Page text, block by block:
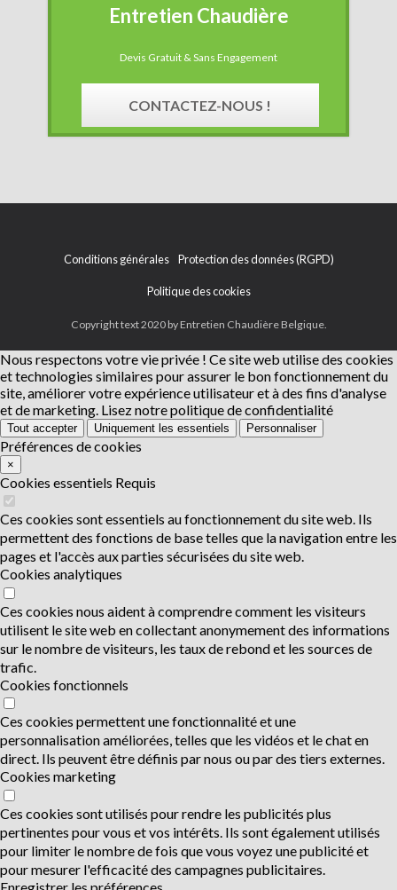
Entretien Chaudière
Devis Gratuit & Sans Engagement
CONTACTEZ-NOUS !
Conditions générales Protection des données (RGPD)
Politique des cookies
Copyright text 2020 by Entretien Chaudière Belgique.
Nous respectons votre vie privée ! Ce site web utilise des cookies
et technologies similaires pour assurer le bon fonctionnement du
site, améliorer votre expérience utilisateur et à des fins d'analyse
et de marketing. Lisez notre politique de confidentialité
Tout accepter Uniquement les essentiels Personnaliser
Préférences de cookies
×
Cookies essentiels Requis
Ces cookies sont essentiels au fonctionnement du site web. Ils
permettent des fonctions de base telles que la navigation entre les
pages et l'accès aux parties sécurisées du site web.
Cookies analytiques
Ces cookies nous aident à comprendre comment les visiteurs
utilisent le site web en collectant anonymement des informations
sur le nombre de visiteurs, les taux de rebond et les sources de
trafic.
Cookies fonctionnels
Ces cookies permettent une fonctionnalité et une
personnalisation améliorées, telles que les vidéos et le chat en
direct. Ils peuvent être définis par nous ou par des tiers externes.
Cookies marketing
Ces cookies sont utilisés pour rendre les publicités plus
pertinentes pour vous et vos intérêts. Ils sont également utilisés
pour limiter le nombre de fois que vous voyez une publicité et
pour mesurer l'efficacité des campagnes publicitaires.